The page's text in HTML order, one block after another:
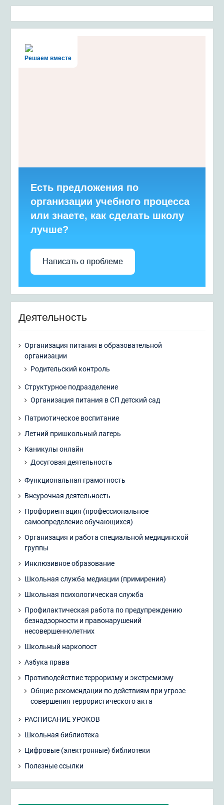
Решаем вместе
Есть предложения по
организации учебного процесса
или знаете, как сделать школу
лучше?
Написать о проблеме
Деятельность
Организация питания в образовательной
организации
Родительский контроль
Структурное подразделение
Организация питания в СП детский сад
Патриотическое воспитание
Летний пришкольный лагерь
Каникулы онлайн
Досуговая деятельность
Функциональная грамотность
Внеурочная деятельность
Профориентация (профессиональное
самоопределение обучающихся)
Организация и работа специальной медицинской
группы
Инклюзивное образование
Школьная служба медиации (примирения)
Школьная психологическая служба
Профилактическая работа по предупреждению
безнадзорности и правонарушений
несовершеннолетних
Школьный наркопост
Азбука права
Противодействие терроризму и экстремизму
Общие рекомендации по действиям при угрозе
совершения террористического акта
РАСПИСАНИЕ УРОКОВ
Школьная библиотека
Цифровые (электронные) библиотеки
Полезные ссылки